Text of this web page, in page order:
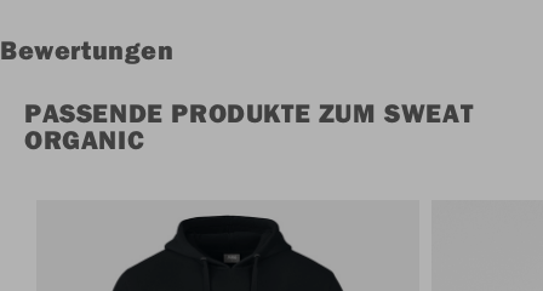
Bewertungen
PASSENDE PRODUKTE ZUM SWEAT
ORGANIC